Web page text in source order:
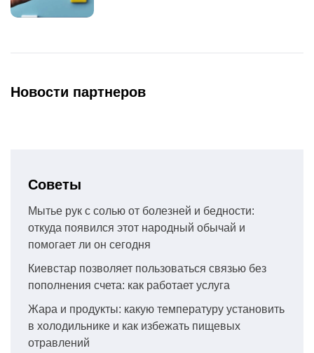
Новости партнеров
Советы
Мытье рук с солью от болезней и бедности:
откуда появился этот народный обычай и
помогает ли он сегодня
Киевстар позволяет пользоваться связью без
пополнения счета: как работает услуга
Жара и продукты: какую температуру установить
в холодильнике и как избежать пищевых
отравлений